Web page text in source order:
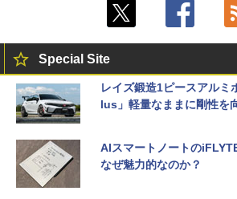
Special Site
レイズ鍛造1ピースアルミ
lus」軽量なままに剛性を
AIスマートノートの
なぜ魅力的なのか？